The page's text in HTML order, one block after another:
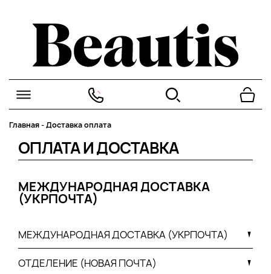
Главная-Доставка оплата
ОПЛАТА И ДОСТАВКА
МЕЖДУНАРОДНАЯ ДОСТАВКА
(УКРПОЧТА)
МЕЖДУНАРОДНАЯ ДОСТАВКА (УКРПОЧТА)
ОТДЕЛЕНИЕ (НОВАЯ ПОЧТА)